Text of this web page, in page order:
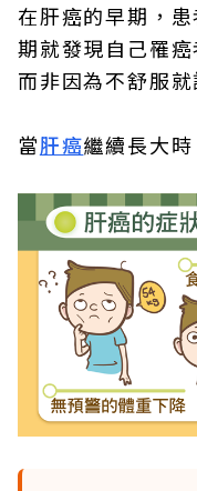
在肝癌的早期，
期就發現自己罹
而非因為不舒服就
當肝癌繼續長大